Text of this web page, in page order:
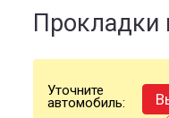
Прокладки
Уточните
автомобиль: